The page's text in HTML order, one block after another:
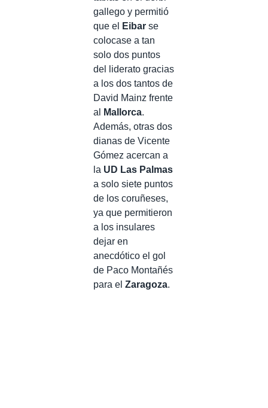
gallego y permitió
que el
Eibar se
colocase a tan
solo dos puntos
del liderato gracias
a los dos tantos de
David Mainz frente
al
Mallorca.
Además, otras dos
dianas de Vicente
Gómez acercan a
la UD Las Palmas
a solo siete puntos
de los coruñeses,
ya que permitieron
a los insulares
dejar en
anecdótico el gol
de Paco Montañés
para el Zaragoza.